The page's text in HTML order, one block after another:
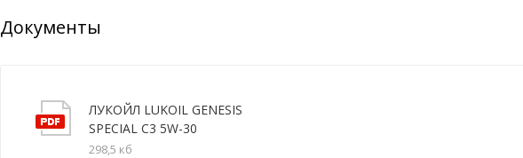
Документы
ЛУКОЙЛ LUKOIL GENESIS
SPECIAL С3 5W-30
298,5 кб